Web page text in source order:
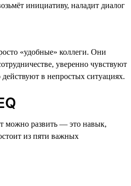
инициативу, наладит диалог
«удобные» коллеги. Они
уверенно чувствуют
в непростых ситуациях.
можно развить — это навык,
из пяти важных